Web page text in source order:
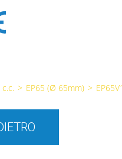
> EP65 (Ø 65mm) >